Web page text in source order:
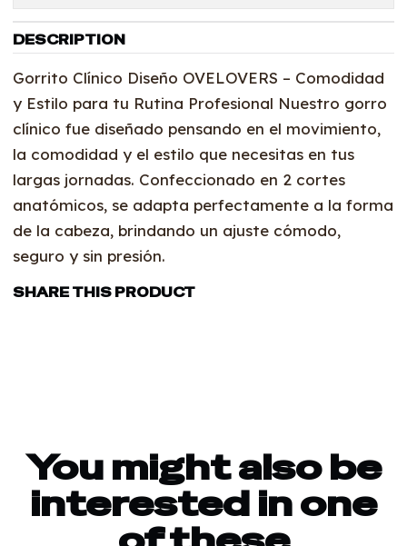
DESCRIPTION
Gorrito Clínico Diseño OVELOVERS – Comodidad
y Estilo para tu Rutina Profesional Nuestro gorro
clínico fue diseñado pensando en el movimiento,
la comodidad y el estilo que necesitas en tus
largas jornadas. Confeccionado en 2 cortes
anatómicos, se adapta perfectamente a la forma
de la cabeza, brindando un ajuste cómodo,
seguro y sin presión.
SHARE THIS PRODUCT
You might also be
interested in one